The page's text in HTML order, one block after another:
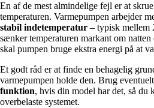
En af de mest almindelige fejl er at
temperaturen. Varmepumpen arbejder
stabil indetemperatur – typisk mellem
sænker temperaturen markant om
skal pumpen bruge ekstra energi på at
Et godt råd er at finde en behagelig
varmepumpen holde den. Brug
funktion, hvis din model har det, så du
overbelaste systemet.